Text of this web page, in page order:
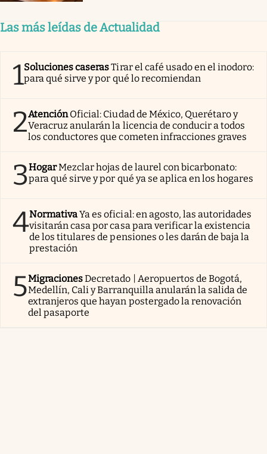
Las más leídas de Actualidad
1Soluciones caserasTirar el café usado en el inodoro:
para qué sirve y por qué lo recomiendan
2AtenciónOficial: Ciudad de México, Querétaro y
Veracruz anularán la licencia de conducir a todos
los conductores que cometen infracciones graves
3HogarMezclar hojas de laurel con bicarbonato:
para qué sirve y por qué ya se aplica en los hogares
4NormativaYa es oficial: en agosto, las autoridades
visitarán casa por casa para verificar la existencia
de los titulares de pensiones o les darán de baja la
prestación
5MigracionesDecretado | Aeropuertos de Bogotá,
Medellín, Cali y Barranquilla anularán la salida de
extranjeros que hayan postergado la renovación
del pasaporte